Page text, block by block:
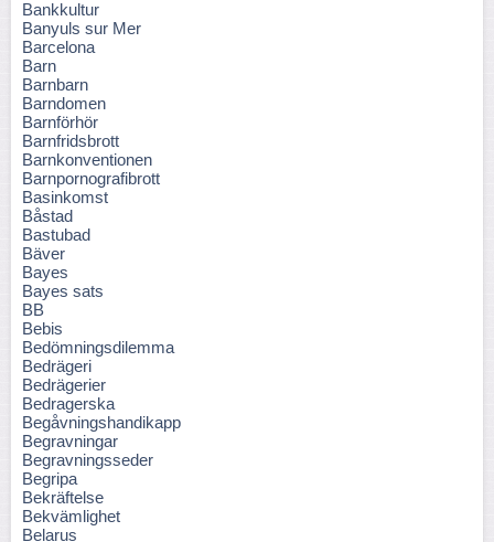
Bankkultur
Banyuls sur Mer
Barcelona
Barn
Barnbarn
Barndomen
Barnförhör
Barnfridsbrott
Barnkonventionen
Barnpornografibrott
Basinkomst
Båstad
Bastubad
Bäver
Bayes
Bayes sats
BB
Bebis
Bedömningsdilemma
Bedrägeri
Bedrägerier
Bedragerska
Begåvningshandikapp
Begravningar
Begravningsseder
Begripa
Bekräftelse
Bekvämlighet
Belarus